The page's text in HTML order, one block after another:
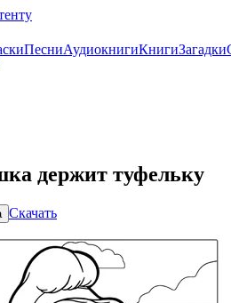
ПесниАудиокнигиКнигиЗагадки
держит туфельку
Скачать